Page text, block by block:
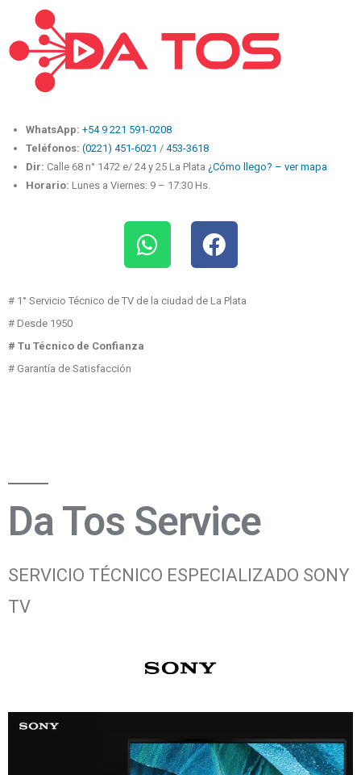
WhatsApp: +54 9 221 591-0208
Teléfonos: (0221) 451-6021 / 453-3618
Dir: Calle 68 n° 1472 e/ 24 y 25 La Plata ¿Cómo llego? – ver mapa
Horario: Lunes a Viernes: 9 – 17:30 Hs.
# 1° Servicio Técnico de TV de la ciudad de La Plata
# Desde 1950
# Tu Técnico de Confianza
# Garantía de Satisfacción
Da Tos Service
SERVICIO TÉCNICO ESPECIALIZADO SONY
TV